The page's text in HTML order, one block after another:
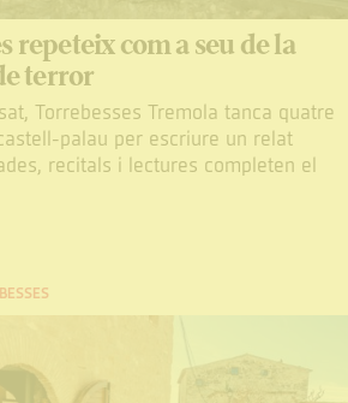
repeteix com a seu de la
terror
Torrebesses Tremola tanca quatre
palau per escriure un relat
recitals i lectures completen el